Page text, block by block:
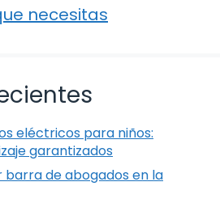
necesitas
eléctricos para niños:
garantizados
barra de abogados en la